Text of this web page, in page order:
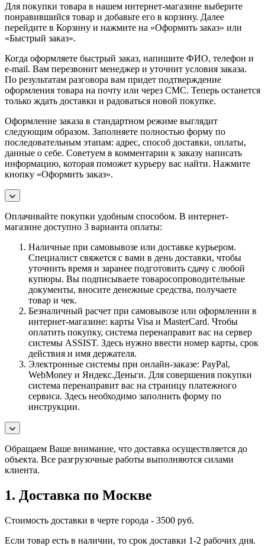
Для покупки товара в нашем интернет-магазине выберите
понравившийся товар и добавьте его в корзину. Далее
перейдите в Корзину и нажмите на «Оформить заказ» или
«Быстрый заказ».
Когда оформляете быстрый заказ, напишите ФИО, телефон и
e-mail. Вам перезвонит менеджер и уточнит условия заказа.
По результатам разговора вам придет подтверждение
оформления товара на почту или через СМС. Теперь останется
только ждать доставки и радоваться новой покупке.
Оформление заказа в стандартном режиме выглядит
следующим образом. Заполняете полностью форму по
последовательным этапам: адрес, способ доставки, оплаты,
данные о себе. Советуем в комментарии к заказу написать
информацию, которая поможет курьеру вас найти. Нажмите
кнопку «Оформить заказ».
Оплачивайте покупки удобным способом. В интернет-
магазине доступно 3 варианта оплаты:
Наличные при самовывозе или доставке курьером.
Специалист свяжется с вами в день доставки, чтобы
уточнить время и заранее подготовить сдачу с любой
купюры. Вы подписываете товаросопроводительные
документы, вносите денежные средства, получаете
товар и чек.
Безналичный расчет при самовывозе или оформлении в
интернет-магазине: карты Visa и MasterCard. Чтобы
оплатить покупку, система перенаправит вас на сервер
системы ASSIST. Здесь нужно ввести номер карты, срок
действия и имя держателя.
Электронные системы при онлайн-заказе: PayPal,
WebMoney и Яндекс.Деньги. Для совершения покупки
система перенаправит вас на страницу платежного
сервиса. Здесь необходимо заполнить форму по
инструкции.
Обращаем Ваше внимание, что доставка осуществляется до
объекта. Все разгрузочные работы выполняются силами
клиента.
1. Доставка по Москве
Стоимость доставки в черте города - 3500 руб.
Если товар есть в наличии, то срок доставки 1-2 рабочих дня.